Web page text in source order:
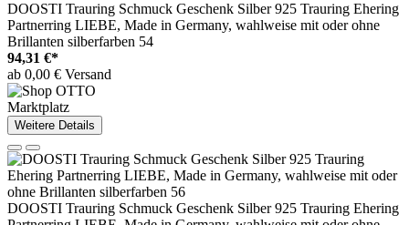
DOOSTI Trauring Schmuck Geschenk Silber 925 Trauring Ehering
Partnerring LIEBE, Made in Germany, wahlweise mit oder ohne
Brillanten silberfarben 54
94,31 €*
ab 0,00 € Versand
Marktplatz
Weitere Details
DOOSTI Trauring Schmuck Geschenk Silber 925 Trauring Ehering